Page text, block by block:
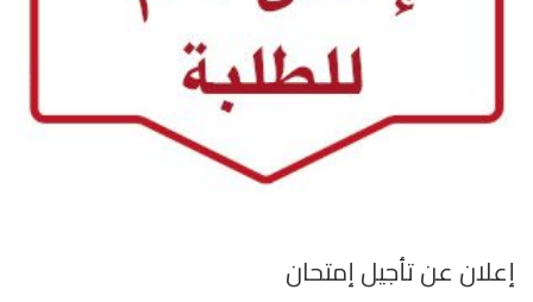
إعلان عن تأجيل إمتحان